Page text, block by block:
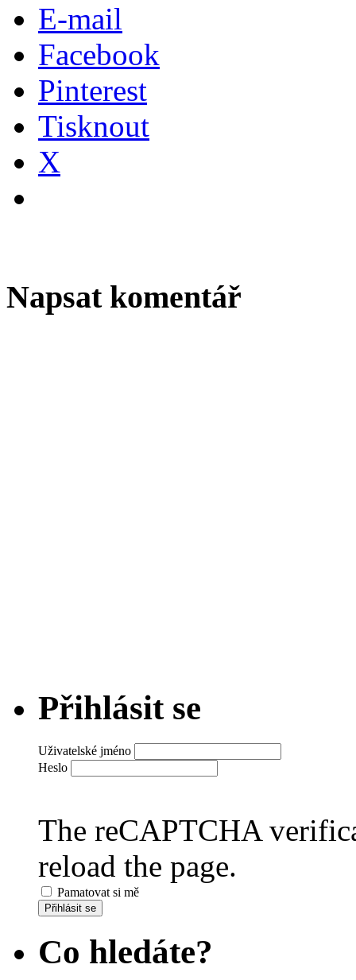
E-mail
Facebook
Pinterest
Tisknout
X
Napsat komentář
Přihlásit se
Uživatelské jméno
Heslo
The reCAPTCHA
reload the page.
Pamatovat si mě
Přihlásit se
Co hledáte?